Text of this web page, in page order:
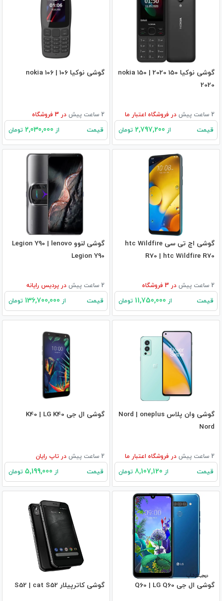
گوشی نوکیا 150 2020 | nokia 150
2020
2 ساعت پیش در فروشگاه اعتبار ما
قیمت از تومان
گوشی نوکیا 106 | nokia 106
2 ساعت پیش در فروشگاه
قیمت از تومان
گوشی اچ تی سی htc Wildfire
R70 | htc Wildfire R70
2 ساعت پیش در فروشگاه
قیمت از تومان
گوشی لنوو Legion Y90 | lenovo
Legion Y90
2 ساعت پیش در پردیس رایانه
قیمت از تومان
گوشی وان پلاس Nord | oneplus
Nord
2 ساعت پیش در فروشگاه اعتبار ما
قیمت از تومان
گوشی ال جی K40 | LG K40
2 ساعت پیش در تاپ رایان
قیمت از تومان
گوشی ال جی Q60 | LG Q60 گوشی کاترپیلار S52 | cat S52